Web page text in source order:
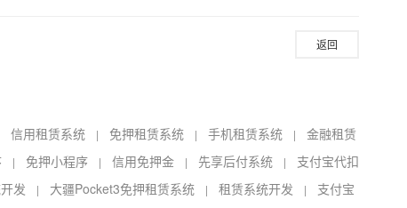
返回
信用租赁系统| 免押租赁系统| 手机租赁系统| 金融租赁
| 免押小程序| 信用免押金| 先享后付系统| 支付宝代扣
发 | 大疆Pocket3免押租赁系统| 租赁系统开发 | 支付宝